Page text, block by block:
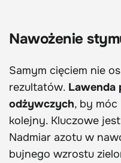
Nawożenie
Samym cięciem nie
rezultatów. Lawenda
odżywczych, by
kolejny. Kluczowe
Nadmiar azotu w
bujnego wzrostu